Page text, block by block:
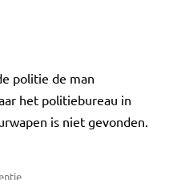
politie de man
het politiebureau in
is niet gevonden.